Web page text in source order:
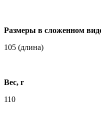
Размеры в cложенном
105 (длина)
Вес, г
110